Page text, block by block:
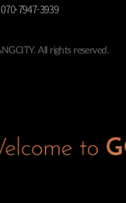
7947-3939
All rights reserved.